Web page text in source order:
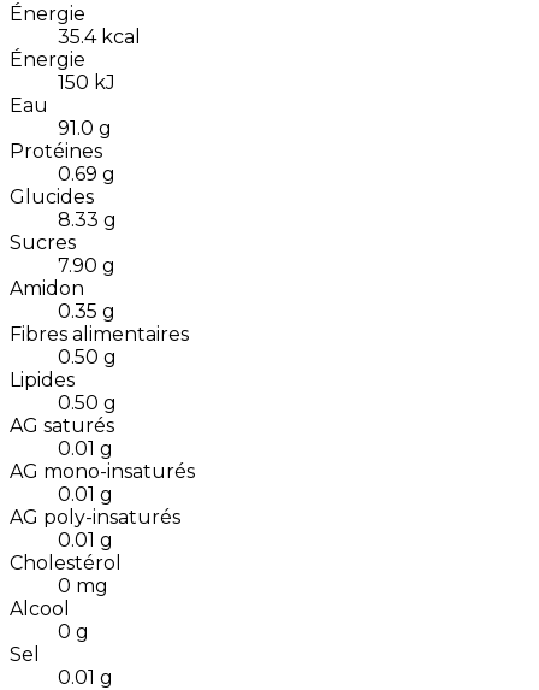
Énergie
35.4 kcal
Énergie
150 kJ
Eau
91.0 g
Protéines
0.69 g
Glucides
8.33 g
Sucres
7.90 g
Amidon
0.35 g
Fibres alimentaires
0.50 g
Lipides
0.50 g
AG saturés
0.01 g
AG mono-insaturés
0.01 g
AG poly-insaturés
0.01 g
Cholestérol
0 mg
Alcool
0 g
Sel
0.01 g